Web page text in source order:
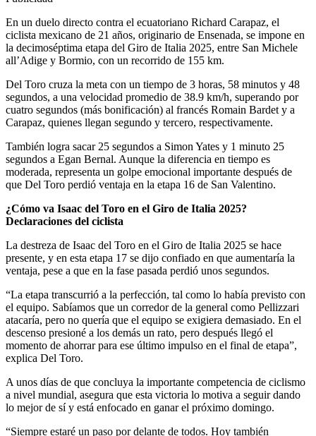
En un duelo directo contra el ecuatoriano Richard Carapaz, el
ciclista mexicano de 21 años, originario de Ensenada, se impone en
la decimoséptima etapa del Giro de Italia 2025, entre San Michele
all’Adige y Bormio, con un recorrido de 155 km.
Del Toro cruza la meta con un tiempo de 3 horas, 58 minutos y 48
segundos, a una velocidad promedio de 38.9 km/h, superando por
cuatro segundos (más bonificación) al francés Romain Bardet y a
Carapaz, quienes llegan segundo y tercero, respectivamente.
También logra sacar 25 segundos a Simon Yates y 1 minuto 25
segundos a Egan Bernal. Aunque la diferencia en tiempo es
moderada, representa un golpe emocional importante después de
que Del Toro perdió ventaja en la etapa 16 de San Valentino.
¿Cómo va Isaac del Toro en el Giro de Italia 2025?
Declaraciones del ciclista
La destreza de Isaac del Toro en el Giro de Italia 2025 se hace
presente, y en esta etapa 17 se dijo confiado en que aumentaría la
ventaja, pese a que en la fase pasada perdió unos segundos.
“La etapa transcurrió a la perfección, tal como lo había previsto con
el equipo. Sabíamos que un corredor de la general como Pellizzari
atacaría, pero no quería que el equipo se exigiera demasiado. En el
descenso presioné a los demás un rato, pero después llegó el
momento de ahorrar para ese último impulso en el final de etapa”,
explica Del Toro.
A unos días de que concluya la importante competencia de ciclismo
a nivel mundial, asegura que esta victoria lo motiva a seguir dando
lo mejor de sí y está enfocado en ganar el próximo domingo.
“Siempre estaré un paso por delante de todos. Hoy también